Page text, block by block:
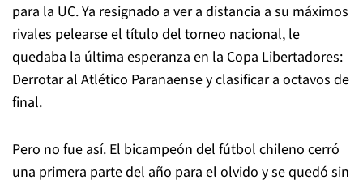
para la UC. Ya resignado a ver a distancia a su máximos
rivales pelearse el título del torneo nacional, le
quedaba la última esperanza en la Copa Libertadores:
Derrotar al Atlético Paranaense y clasificar a octavos de
final.
Pero no fue así. El bicampeón del fútbol chileno cerró
una primera parte del año para el olvido y se quedó sin